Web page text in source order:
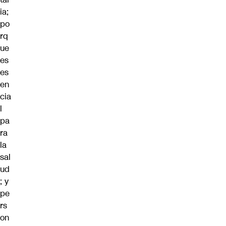
ia;
po
rq
ue
es
es
en
cia
l
pa
ra
la
sal
ud
; y
pe
rs
on